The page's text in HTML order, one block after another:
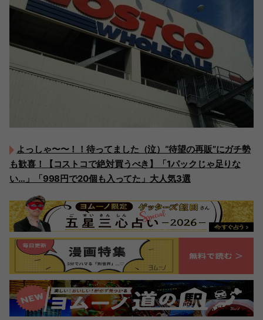
よっしゃ〜〜！！待ってました（泣）“待望の再販”にガチ勢
も歓喜！【コストコで絶対買うべき】「1パックじゃ足りな
い…」「998円で20個も入ってた」大人気3選